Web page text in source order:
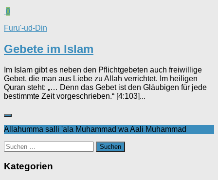
0
Furu'-ud-Din
Gebete im Islam
Im Islam gibt es neben den Pflichtgebeten auch freiwillige
Gebet, die man aus Liebe zu Allah verrichtet. Im heiligen
Quran steht: „… Denn das Gebet ist den Gläubigen für jede
bestimmte Zeit vorgeschrieben.“ [4:103]...
Allahumma salli 'ala Muhammad wa Aali Muhammad
Suchen
nach:
Kategorien